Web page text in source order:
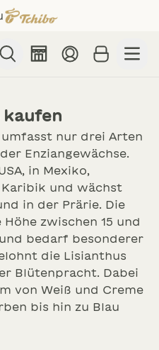
& Geschenk!
Blumen!
nur drei Arten
Enziangewächse.
in Mexiko,
und wächst
in der Prärie. Die
zwischen 15 und
bedarf besonderer
die Lisianthus
Blütenpracht. Dabei
von Weiß und Creme
bis hin zu Blau